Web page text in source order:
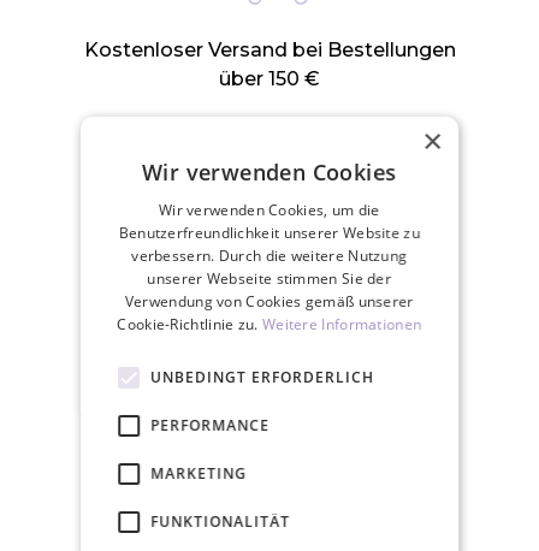
Kostenloser Versand bei Bestellungen
über 150 €
Wir versenden an Werktagen innerhalb
von 24 Stunden
30 Tage Rückgaberecht
ZUGEHÖRIGE PRODUKTE
×
Wir verwenden Cookies
Wir verwenden Cookies, um die
Benutzerfreundlichkeit unserer Website zu
verbessern. Durch die weitere Nutzung
unserer Webseite stimmen Sie der
Verwendung von Cookies gemäß unserer
Cookie-Richtlinie zu.Weitere Informationen
UNBEDINGT ERFORDERLICH
PERFORMANCE
MARKETING
FUNKTIONALITÄT